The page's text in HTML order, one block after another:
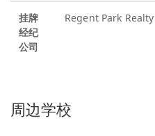
挂牌
经纪
公司
Regent Park
周边学校